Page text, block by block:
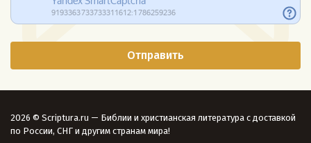
2026 © Scriptura.ru — Библии и христианская литература с доставкой
по России, СНГ и другим странам мира!